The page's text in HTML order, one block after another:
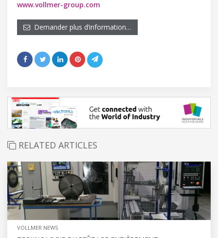
www.vollmer-group.com
Demander plus d’information…
RELATED ARTICLES
VOLLMER NEWS